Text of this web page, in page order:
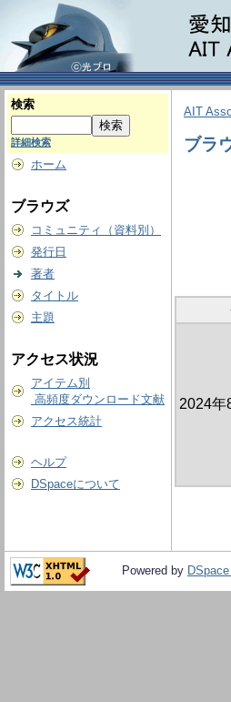
検索
詳細検索
ホーム
ブラウズ
コミュニティ（資料別）
発行日
著者
タイトル
主題
アクセス状況
アイテム別
高頻度ダウンロード文献
アクセス統計
ヘルプ
DSpaceについて
AIT
ブラ
2024年
Powered by